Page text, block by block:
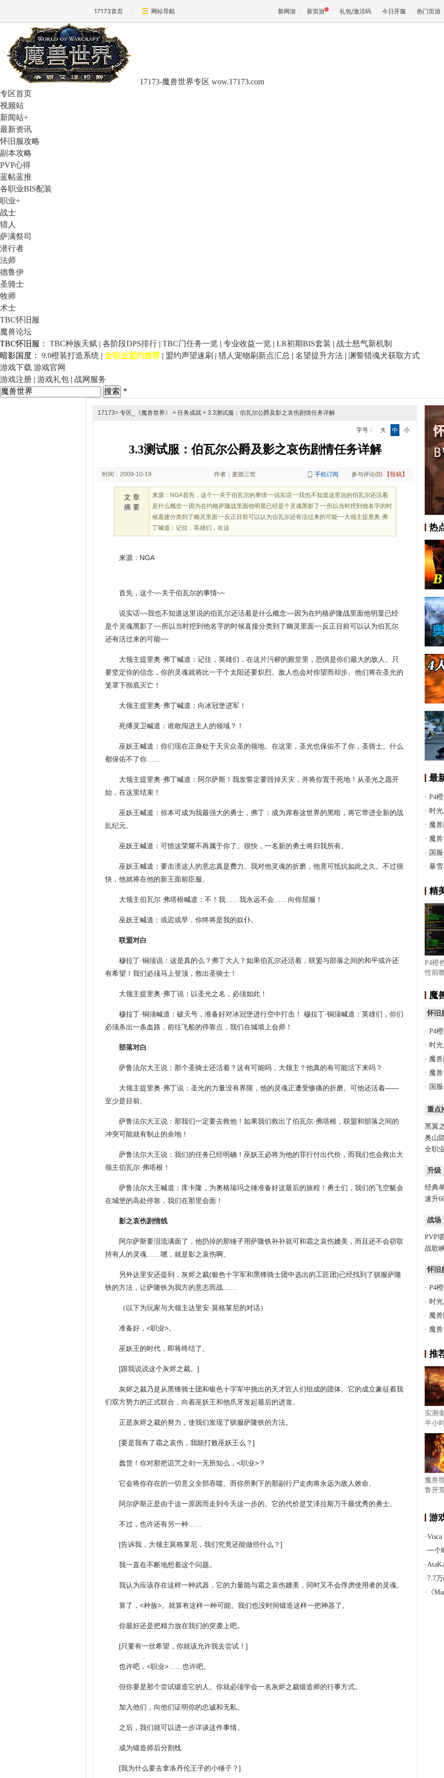
17173首页 网站导航 新网游 新页游 礼包/激活码 今日开服 热门页游
17173-魔兽世界专区 wow.17173.com
专区首页
视频站
新闻站+
最新资讯
怀旧服攻略
副本攻略
PVP心得
蓝帖蓝推
各职业BIS配装
职业+
战士
猎人
萨满祭司
潜行者
法师
德鲁伊
圣骑士
牧师
术士
TBC怀旧服
魔兽论坛
TBC怀旧服：
TBC种族天赋 | 各阶段DPS排行 | TBC门任务一览 | 专业收益一览 | LR初期BIS套装 | 战士怒气新机制
暗影国度：
9.0橙装打造系统 | 全职业盟约推荐 | 盟约声望速刷 | 猎人宠物刷新点汇总 | 名望提升方法 | 渊誓猎魂犬获取方式
游戏下载 游戏官网
游戏注册 | 游戏礼包 | 战网服务
*
17173> 专区_《魔兽世界》 > 任务成就 > 3.3测试服：伯瓦尔公爵及影之哀伤剧情任务详解
字号： 大 中 小
3.3测试服：伯瓦尔公爵及影之哀伤剧情任务详解
时间：2009-10-19
17:44
作者：麦德三世 手机订阅 参与评论(0) 【投稿】
文 章
摘 要
来源：NGA首先，这个~~关于伯瓦尔的事情~~说实话~~我也不知道这里说的伯瓦尔还活着
是什么概念~~因为在约格萨隆战里面他明显已经是个灵魂黑影了~~所以当时挖到他名字的时
候直接分类到了幽灵里面~~反正目前可以认为伯瓦尔还有活过来的可能~~大领主提里奥·弗
丁喊道：记住，英雄们，在这
来源：NGA
首先，这个~~关于伯瓦尔的事情~~
说实话~~我也不知道这里说的伯瓦尔还活着是什么概念~~因为在约格萨隆战里面他明显已经
是个灵魂黑影了~~所以当时挖到他名字的时候直接分类到了幽灵里面~~反正目前可以认为伯瓦尔
还有活过来的可能~~
大领主提里奥·弗丁喊道：记住，英雄们，在这片污秽的殿堂里，恐惧是你们最大的敌人。只
要坚定你的信念，你的灵魂就将比一千个太阳还要炽烈。敌人也会对你望而却步。他们将在圣光的
笼罩下彻底灭亡！
大领主提里奥·弗丁喊道：向冰冠堡进军！
死缚灵卫喊道：谁敢闯进主人的领域？！
巫妖王喊道：你们现在正身处于天灾众圣的领地。在这里，圣光也保佑不了你，圣骑士。什么
都保佑不了你……
大领主提里奥·弗丁喊道：阿尔萨斯！我发誓定要毁掉天灾，并将你置于死地！从圣光之愿开
始，在这里结束！
巫妖王喊道：你本可成为我最强大的勇士，弗丁：成为席卷这世界的黑暗，将它带进全新的战
乱纪元。
巫妖王喊道：可惜这荣耀不再属于你了。很快，一名新的勇士将归我所有。
巫妖王喊道：要击溃这人的意志真是费力。我对他灵魂的折磨，他竟可抵抗如此之久。不过很
快，他就将在他的新王面前臣服。
大领主伯瓦尔·弗塔根喊道：不！我……我永远不会……向你屈服！
巫妖王喊道：或迟或早，你终将是我的奴仆。
联盟对白
穆拉丁·铜须说：这是真的么？弗丁大人？如果伯瓦尔还活着，联盟与部落之间的和平或许还
有希望！我们必须马上登顶，救出圣骑士！
大领主提里奥·弗丁说：以圣光之名，必须如此！
穆拉丁·铜须喊道：破天号，准备好对冰冠堡进行空中打击！ 穆拉丁·铜须喊道：英雄们，你们
必须杀出一条血路，前往飞船的停靠点，我们在城墙上会师！
部落对白
萨鲁法尔大王说：那个圣骑士还活着？这有可能吗，大领主？他真的有可能活下来吗？
大领主提里奥·弗丁说：圣光的力量没有界限，他的灵魂正遭受惨痛的折磨。可他还活着——
至少是目前。
萨鲁法尔大王说：那我们一定要去救他！如果我们救出了伯瓦尔·弗塔根，联盟和部落之间的
冲突可能就有制止的余地！
萨鲁法尔大王说：我们的任务已经明确！巫妖王必将为他的罪行付出代价，而我们也会救出大
领主伯瓦尔·弗塔根！
萨鲁法尔大王喊道：库卡隆，为奥格瑞玛之锤准备好这最后的旅程！勇士们，我们的飞空艇会
在城堡的高处停靠，我们在那里会面！
影之哀伤剧情线
阿尔萨斯要泪流满面了，他扔掉的那锤子用萨隆铁补补就可和霜之哀伤媲美，而且还不会窃取
持有人的灵魂……嗯，就是影之哀伤啊。
另外达里安还提到，灰烬之裁(银色十字军和黑锋骑士团中选出的工匠团)已经找到了驯服萨隆
铁的方法，让萨隆铁为我方的意志而战……
（以下为玩家与大领主达里安·莫格莱尼的对话）
准备好，<职业>。
巫妖王的时代，即将终结了。
[跟我说说这个灰烬之裁。]
灰烬之裁乃是从黑锋骑士团和银色十字军中挑出的天才匠人们组成的团体。它的成立象征着我
们双方势力的正式联合，向着巫妖王和他爪牙发起最后的进攻。
正是灰烬之裁的努力，使我们发现了驯服萨隆铁的方法。
[要是我有了霜之哀伤，我能打败巫妖王么？]
蠢货！你对那把诅咒之剑一无所知么，<职业>？
它会将你存在的一切意义全部吞噬。而你所剩下的那副行尸走肉将永远为敌人效命。
阿尔萨斯正是由于这一原因而走到今天这一步的。它的代价是艾泽拉斯万千最优秀的勇士。
不过，也许还有另一种……
[告诉我，大领主莫格莱尼，我们究竟还能做些什么？]
我一直在不断地想着这个问题。
我认为应该存在这样一种武器，它的力量能与霜之哀伤媲美，同时又不会俘虏使用者的灵魂。
算了，<种族>。就算有这样一种可能。我们也没时间锻造这样一把神器了。
你最好还是把精力放在我们的突袭上吧。
[只要有一丝希望，你就该允许我去尝试！]
也许吧，<职业>……也许吧。
但你要是那个尝试锻造它的人。你就必须学会一名灰烬之裁锻造师的行事方式。
加入他们，向他们证明你的忠诚和无私。
之后，我们就可以进一步详谈这件事情。
成为锻造师后分割线
[我为什么要去拿洛丹伦王子的小锤子？]
热
最
· P4
· 时光
· 魔兽
· 魔
· 国
· 暴
精
P4橙
性前
魔
怀旧
· P4
· 时光
· 魔兽
· 魔
· 国
重点
黑翼
奥山
全职
升级
经典
速升
战场
PVP
战歌
怀旧
· P4
· 时光
· 魔兽
· 魔
推
实测
半小
魔兽
鲁开
游
·Visca
·一个
·
· 7.7万
·
《Marvel